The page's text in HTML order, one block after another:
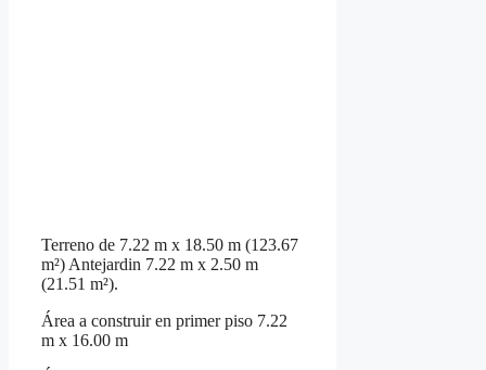
Terreno de 7.22 m x 18.50 m (123.67
m²) Antejardin 7.22 m x 2.50 m
(21.51 m²).
Área a construir en primer piso 7.22
m x 16.00 m